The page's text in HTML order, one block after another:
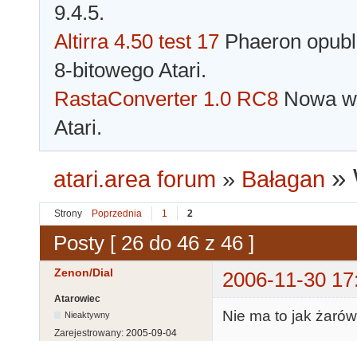
9.4.5.
Altirra 4.50 test 17 Phaeron
8-bitowego Atari.
RastaConverter 1.0 RC8 Nowa
Atari.
atari.area forum » Bałagan »
Strony Poprzednia 1 2
Posty [ 26 do 46 z 46 ]
Zenon/Dial 2006-11-30
Atarowiec
Nieaktywny
Zarejestrowany: 2005-09-04
Nie ma to jak